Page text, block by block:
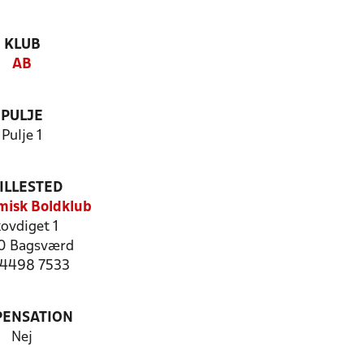
KLUB
AB
PULJE
Pulje 1
Boldklub
1
Bagsværd
4498 7533
Nej